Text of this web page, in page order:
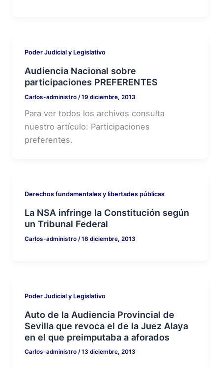
Poder Judicial y Legislativo
Audiencia Nacional sobre
participaciones PREFERENTES
Carlos-administro /19 diciembre, 2013
Para ver todos los archivos consulta
nuestro artículo: Participaciones
preferentes.
Derechos fundamentales y libertades públicas
La NSA infringe la Constitución según
un Tribunal Federal
Carlos-administro /16 diciembre, 2013
Poder Judicial y Legislativo
Auto de la Audiencia Provincial de
Sevilla que revoca el de la Juez Alaya
en el que preimputaba a aforados
Carlos-administro /13 diciembre, 2013